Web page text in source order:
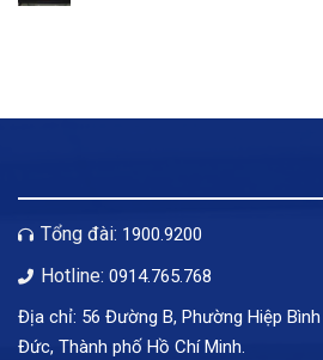
Tổng đài: 1900.9200
Hotline: 0914.765.768
Địa chỉ: 56 Đường B, Phường Hiệp
Đức, Thành phố Hồ Chí Minh.